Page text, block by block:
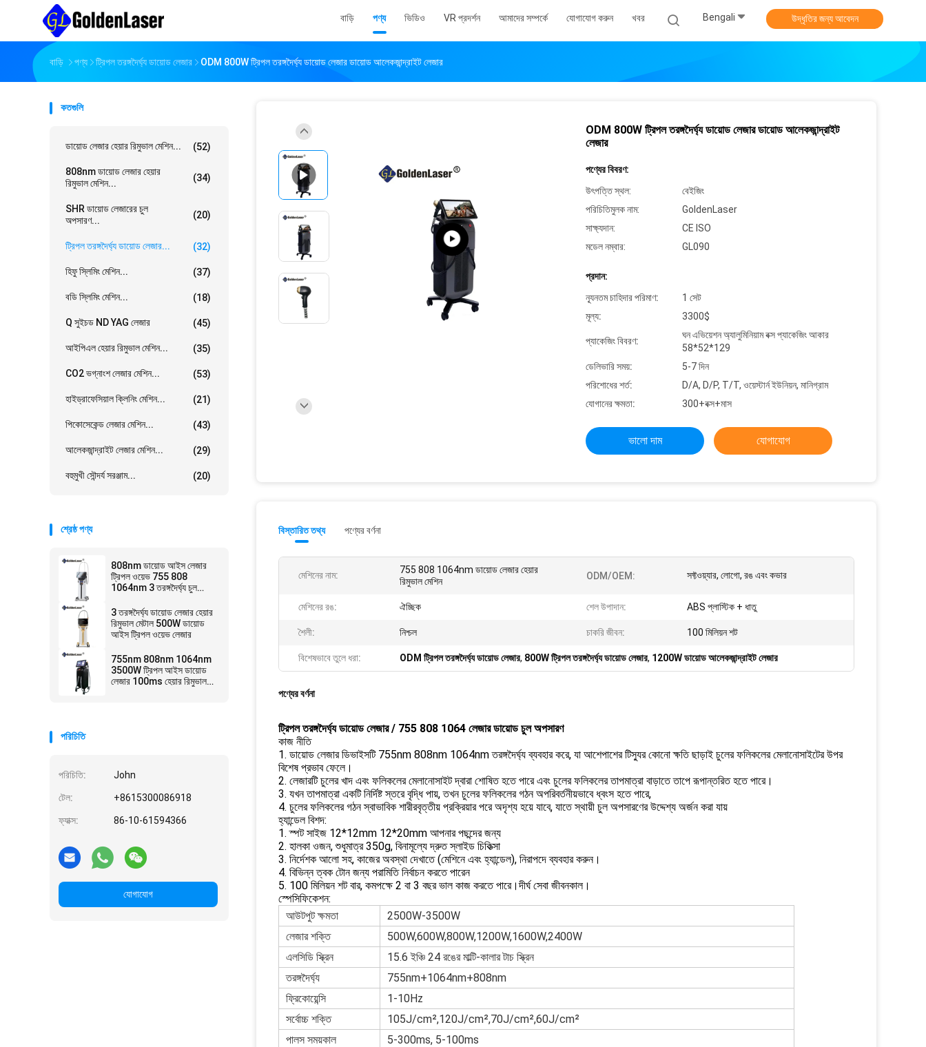
বাড়ি পণ্য ভিডিও VR প্রদর্শন আমাদের সম্পর্কে যোগাযোগ করুন খবর Bengali উদ্ধৃতির জন্য আবেদন
বাড়ি পণ্য ট্রিপল তরঙ্গদৈর্ঘ্য ডায়োড লেজার ODM 800W ট্রিপল তরঙ্গদৈর্ঘ্য ডায়োড লেজার ডায়োড আলেকজান্দ্রাইট লেজার
কতগুলি
ডায়োড লেজার হেয়ার রিমুভাল মেশিন... (52)
808nm ডায়োড লেজার হেয়ার
রিমুভাল মেশিন...
(34)
SHR ডায়োড লেজারের চুল
অপসারণ...
(20)
ট্রিপল তরঙ্গদৈর্ঘ্য ডায়োড লেজার... (32)
হিফু স্লিমিং মেশিন... (37)
বডি স্লিমিং মেশিন... (18)
Q সুইচড ND YAG লেজার (45)
আইপিএল হেয়ার রিমুভাল মেশিন... (35)
CO2 ভগ্নাংশ লেজার মেশিন... (53)
হাইড্রাফেসিয়াল ক্লিনিং মেশিন... (21)
পিকোসেকেন্ড লেজার মেশিন... (43)
আলেকজান্দ্রাইট লেজার মেশিন... (29)
বহুমুখী সৌন্দর্য সরঞ্জাম... (20)
শ্রেষ্ঠ পণ্য
808nm ডায়োড আইস লেজার
ট্রিপল ওয়েভ 755 808
1064nm 3 তরঙ্গদৈর্ঘ্য চুল
3 তরঙ্গদৈর্ঘ্য ডায়োড লেজার হেয়ার
রিমুভাল মেটাল 500W ডায়োড
আইস ট্রিপল ওয়েভ লেজার
755nm 808nm 1064nm
3500W ট্রিপল আইস ডায়োড
লেজার 100ms হেয়ার রিমুভাল
পরিচিতি
পরিচিতি: John
টেল: +8615300086918
ফ্যাক্স: 86-10-61594366
যোগাযোগ
ODM 800W ট্রিপল তরঙ্গদৈর্ঘ্য ডায়োড লেজার ডায়োড আলেকজান্দ্রাইট
লেজার
পণ্যের বিবরণ:
উৎপত্তি স্থল:
বেইজিং
পরিচিতিমুলক নাম:
GoldenLaser
সাক্ষ্যদান:
CE ISO
মডেল নম্বার:
GL090
প্রদান:
ন্যূনতম চাহিদার পরিমাণ:
1 সেট
মূল্য:
3300$
প্যাকেজিং বিবরণ:
ঘন এভিয়েশন অ্যালুমিনিয়াম বক্স প্যাকেজিং আকার
58*52*129
ডেলিভারি সময়:
5-7 দিন
পরিশোধের শর্ত:
D/A, D/P, T/T, ওয়েস্টার্ন ইউনিয়ন, মানিগ্রাম
যোগানের ক্ষমতা:
300+বক্স+মাস
ভালো দাম যোগাযোগ
বিস্তারিত তথ্য পণ্যের বর্ণনা
মেশিনের নাম:
755 808 1064nm ডায়োড লেজার হেয়ার
রিমুভাল মেশিন
ODM/OEM: সফ্টওয়্যার, লোগো, রঙ এবং কভার
মেশিনের রঙ: ঐচ্ছিক শেল উপাদান: ABS প্লাস্টিক + ধাতু
শৈলী: নিশ্চল চাকরি জীবন: 100 মিলিয়ন শট
বিশেষভাবে তুলে ধরা: ODM ট্রিপল তরঙ্গদৈর্ঘ্য ডায়োড লেজার, 800W ট্রিপল তরঙ্গদৈর্ঘ্য ডায়োড লেজার, 1200W ডায়োড আলেকজান্দ্রাইট লেজার
পণ্যের বর্ণনা
ট্রিপল তরঙ্গদৈর্ঘ্য ডায়োড লেজার / 755 808 1064 লেজার ডায়োড চুল অপসারণ
কাজ নীতি
1. ডায়োড লেজার ডিভাইসটি 755nm 808nm 1064nm তরঙ্গদৈর্ঘ্য ব্যবহার করে, যা আশেপাশের টিস্যুর কোনো ক্ষতি ছাড়াই চুলের ফলিকলের মেলানোসাইটের উপর
বিশেষ প্রভাব ফেলে।
2. লেজারটি চুলের খাদ এবং ফলিকলের মেলানোসাইট দ্বারা শোষিত হতে পারে এবং চুলের ফলিকলের তাপমাত্রা বাড়াতে তাপে রূপান্তরিত হতে পারে।
3. যখন তাপমাত্রা একটি নির্দিষ্ট স্তরে বৃদ্ধি পায়, তখন চুলের ফলিকলের গঠন অপরিবর্তনীয়ভাবে ধ্বংস হতে পারে,
4. চুলের ফলিকলের গঠন স্বাভাবিক শারীরবৃত্তীয় প্রক্রিয়ার পরে অদৃশ্য হয়ে যাবে, যাতে স্থায়ী চুল অপসারণের উদ্দেশ্য অর্জন করা যায়
হ্যান্ডেল বিশদ:
1. স্পট সাইজ 12*12mm 12*20mm আপনার পছন্দের জন্য
2. হালকা ওজন, শুধুমাত্র 350g, বিনামূল্যে দ্রুত স্লাইড চিকিত্সা
3. নির্দেশক আলো সহ, কাজের অবস্থা দেখাতে (মেশিনে এবং হ্যান্ডেল), নিরাপদে ব্যবহার করুন।
4. বিভিন্ন ত্বক টোন জন্য পরামিতি নির্বাচন করতে পারেন
5. 100 মিলিয়ন শট বার, কমপক্ষে 2 বা 3 বছর ভাল কাজ করতে পারে।দীর্ঘ সেবা জীবনকাল।
স্পেসিফিকেশন:
আউটপুট ক্ষমতা
2500W-3500W
লেজার শক্তি
500W,600W,800W,1200W,1600W,2400W
এলসিডি স্ক্রিন
15.6 ইঞ্চি 24 রঙের মাল্টি-কালার টাচ স্ক্রিন
তরঙ্গদৈর্ঘ্য
755nm+1064nm+808nm
ফ্রিকোয়েন্সি
1-10Hz
সর্বোচ্চ শক্তি
105J/cm²,120J/cm²,70J/cm²,60J/cm²
পালস সময়কাল
5-300ms, 5-100ms